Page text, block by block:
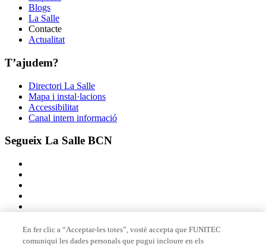
Blogs
La Salle
Contacte
Actualitat
T’ajudem?
Directori La Salle
Mapa i instal·lacions
Accessibilitat
Canal intern informació
Segueix La Salle BCN
En fer clic a “Acceptar-les totes”, vostè accepta que FUNITEC
comuniqui les dades personals que pugui incloure en els